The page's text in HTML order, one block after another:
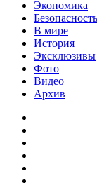
Экономика
Безопасность
В мире
История
Эксклюзивы
Фото
Видео
Архив